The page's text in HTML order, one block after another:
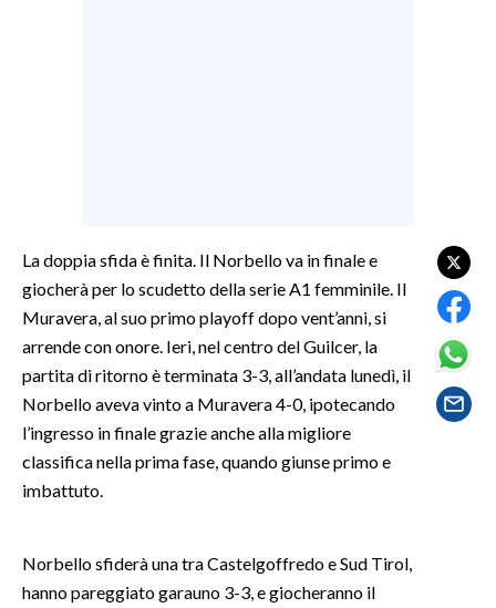
SPETTACOLI
GOSSIP
SARDEGNA TURISMO
SARDI NEL MONDO
EVENTI
La doppia sfida è finita. Il Norbello va in finale e
giocherà per lo scudetto della serie A1 femminile. Il
Muravera, al suo primo playoff dopo vent’anni, si
arrende con onore. Ieri, nel centro del Guilcer, la
partita di ritorno è terminata 3-3, all’andata lunedì, il
Norbello aveva vinto a Muravera 4-0, ipotecando
l’ingresso in finale grazie anche alla migliore
classifica nella prima fase, quando giunse primo e
imbattuto.
Norbello sfiderà una tra Castelgoffredo e Sud Tirol,
hanno pareggiato garauno 3-3, e giocheranno il